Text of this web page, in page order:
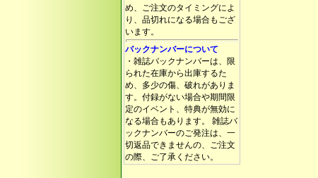
め、ご注文のタイミングによ
り、品切れになる場合もござ
います。
バックナンバーについて
・雑誌バックナンバーは、限
られた在庫から出庫するた
め、多少の傷、破れがありま
す。付録がない場合や期間限
定のイベント、特典が無効に
なる場合もあります。 雑誌バ
ックナンバーのご発注は、一
切返品できませんの、ご注文
の際、ご了承ください。